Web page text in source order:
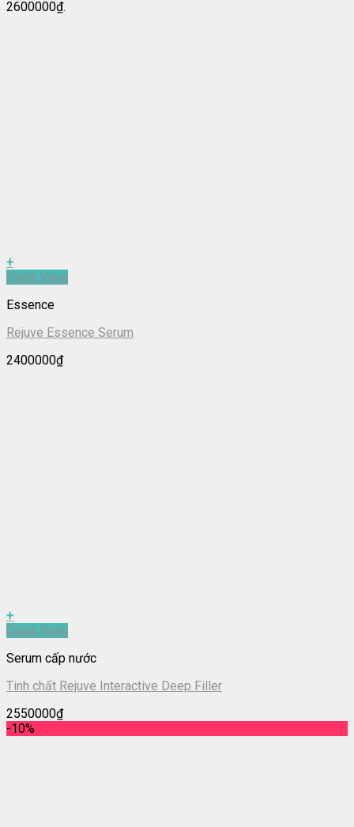
2600000₫.
+
Quick View
Essence
Rejuve Essence Serum
2400000₫
+
Quick View
Serum cấp nước
Tinh chất Rejuve Interactive Deep Filler
2550000₫
-10%